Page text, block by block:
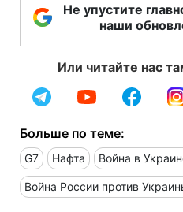
Не упустите
наши
Или читайте нас
Больше по теме:
G7 Нафта Война в
Война России против